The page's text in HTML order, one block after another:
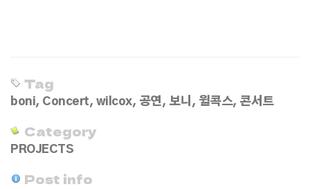
Tag
boni, Concert, wilcox, 공연, 보니 , 윌콕스, 콘서트
Category
PROJECTS
Post info